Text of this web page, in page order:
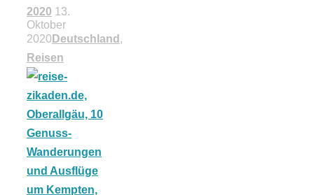
2020 13.
Oktober
2020 Deutschland ,
Reisen